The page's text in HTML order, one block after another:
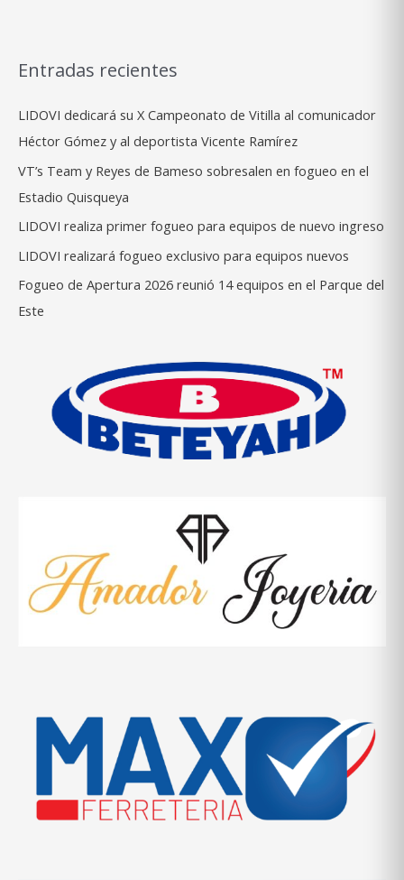
2024
Entradas recientes
LIDOVI dedicará su X Campeonato de Vitilla al comunicador
Héctor Gómez y al deportista Vicente Ramírez
VT’s Team y Reyes de Bameso sobresalen en fogueo en el
Estadio Quisqueya
LIDOVI realiza primer fogueo para equipos de nuevo ingreso
LIDOVI realizará fogueo exclusivo para equipos nuevos
Fogueo de Apertura 2026 reunió 14 equipos en el Parque del
Este